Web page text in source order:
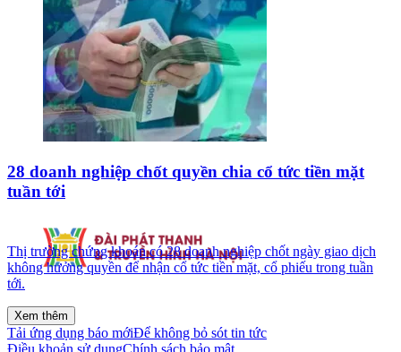
28 doanh nghiệp chốt quyền chia cổ tức tiền mặt
tuần tới
Thị trường chứng khoán có 28 doanh nghiệp chốt ngày giao dịch
không hưởng quyền để nhận cổ tức tiền mặt, cổ phiếu trong tuần
tới.
Xem thêm
Tải ứng dụng báo mớiĐể không bỏ sót tin tức
Điều khoản sử dụngChính sách bảo mật